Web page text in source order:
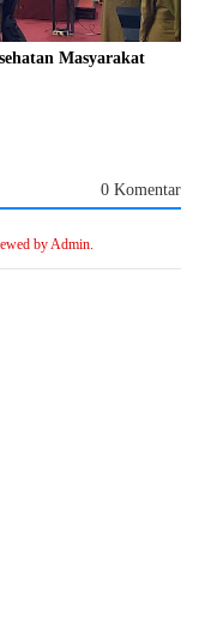
Masyarakat
0 Komentar
by Admin.